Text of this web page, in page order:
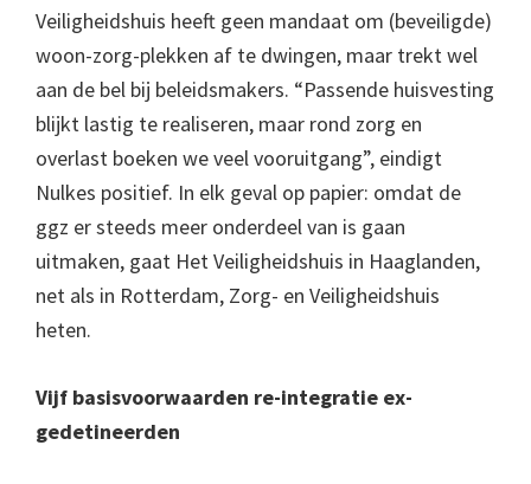
Veiligheidshuis heeft geen mandaat om (beveiligde)
woon-zorg-plekken af te dwingen, maar trekt wel
aan de bel bij beleidsmakers. “Passende huisvesting
blijkt lastig te realiseren, maar rond zorg en
overlast boeken we veel vooruitgang”, eindigt
Nulkes positief. In elk geval op papier: omdat de
ggz er steeds meer onderdeel van is gaan
uitmaken, gaat Het Veiligheidshuis in Haaglanden,
net als in Rotterdam, Zorg- en Veiligheidshuis
heten.
Vijf basisvoorwaarden re-integratie ex-
gedetineerden